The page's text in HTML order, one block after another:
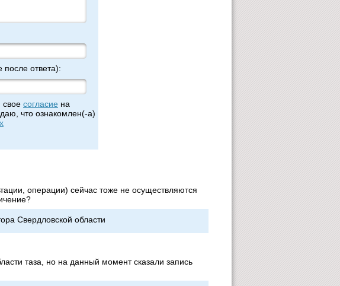
ответа):
свое согласие на
что ознакомлен(-а)
операции) сейчас тоже не осуществляются
Свердловской области
таза, но на данный момент сказали запись